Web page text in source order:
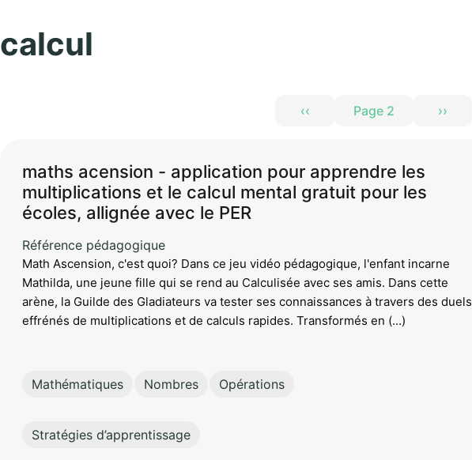
calcul
Page précédente
‹‹ Page 2 ››
maths acension - application pour apprendre les
multiplications et le calcul mental gratuit pour les
écoles, allignée avec le PER
Référence pédagogique
Math Ascension, c'est quoi? Dans ce jeu vidéo pédagogique, l'enfant incarne
Mathilda, une jeune fille qui se rend au Calculisée avec ses amis. Dans cette
arène, la Guilde des Gladiateurs va tester ses connaissances à travers des duels
effrénés de multiplications et de calculs rapides. Transformés en (...)
Mathématiques Nombres Opérations
Stratégies d’apprentissage